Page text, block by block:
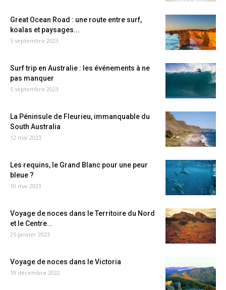
Great Ocean Road : une route entre surf,
koalas et paysages...
5 septembre 2023
Surf trip en Australie : les événements à ne
pas manquer
5 septembre 2023
La Péninsule de Fleurieu, immanquable du
South Australia
12 mai 2023
Les requins, le Grand Blanc pour une peur
bleue ?
10 mai 2023
Voyage de noces dans le Territoire du Nord
et le Centre...
25 janvier 2023
Voyage de noces dans le Victoria
19 décembre 2022